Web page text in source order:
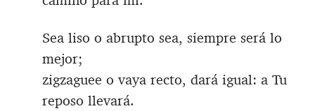
Sea liso o abrupto sea, siempre será lo
mejor;
zigzaguee o vaya recto, dará igual: a Tu
reposo llevará.